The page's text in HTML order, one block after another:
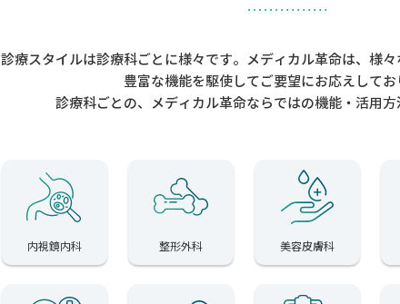
診療スタイルは診療科ごとに様々です。メディカル革命は、様々
豊富な機能を駆使してご要望にお応えしてお
診療科ごとの、メディカル革命ならではの機能・活用方
内視鏡内科 整形外科 美容皮膚科